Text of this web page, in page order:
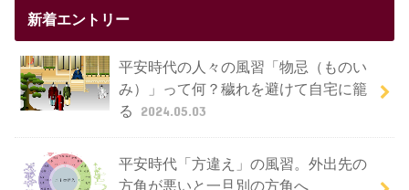
新着エントリー
平安時代の人々の風習「物忌（ものい
み）」って何？穢れを避けて自宅に籠
る
2024.05.03
平安時代「方違え」の風習。外出先の
方角が悪いと一旦別の方角へ